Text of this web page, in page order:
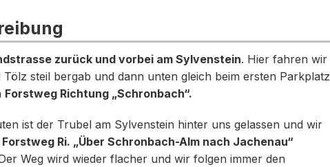
zurück und vorbei am Sylvenstein. Hier fahren wir
Tölz steil bergab und dann unten gleich beim ersten Parkplatz
Forstweg Richtung „Schronbach“.
ist der Trubel am Sylvenstein hinter uns gelassen und wir
Forstweg Ri. „Über Schronbach-Alm nach Jachenau“
Weg wird wieder flacher und wir folgen immer den